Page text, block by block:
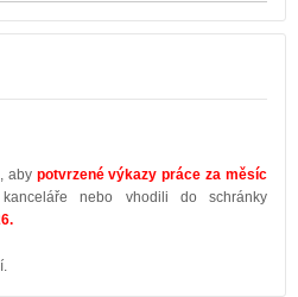
aby potvrzené výkazy práce za měsíc
nebo vhodili do schránky